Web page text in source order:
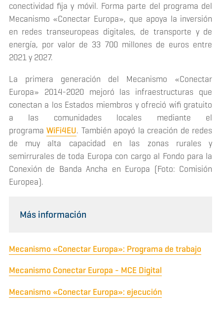
conectividad fija y móvil. Forma parte del programa del
Mecanismo «Conectar Europa», que apoya la inversión
en redes transeuropeas digitales, de transporte y de
energía, por valor de 33 700 millones de euros entre
2021 y 2027.
La primera generación del Mecanismo «Conectar
Europa» 2014-2020 mejoró las infraestructuras que
conectan a los Estados miembros y ofreció wifi gratuito
a las comunidades locales mediante el
programaWiFi4EU. También apoyó la creación de redes
de muy alta capacidad en las zonas rurales y
semirrurales de toda Europa con cargo al Fondo para la
Conexión de Banda Ancha en Europa (Foto: Comisión
Europea).
Más información
Mecanismo «Conectar Europa»: Programa de trabajo
Mecanismo Conectar Europa - MCE Digital
Mecanismo «Conectar Europa»: ejecución